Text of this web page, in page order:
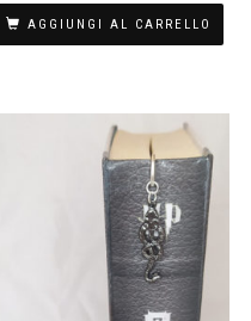
AGGIUNGI AL CARRELLO